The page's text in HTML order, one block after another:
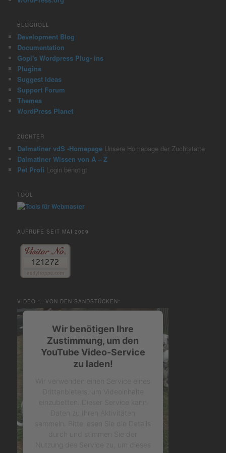
BLOGROLL
Development Blog
Documentation
Gopi's Wordpress Plug- ins
Plugins
Suggest Ideas
Support Forum
Themes
WordPress Planet
ZÜCHTER
Dalmatiner vdS -Homepage Unsere Homepage der Zuchtstätte
Dalmatiner Wissen von A – Z
Pet Profi Login benötigt
TOOL
AUFRUFE SEIT MAI 2009
VIDEO “…VON DEN SANDSTÜCKEN”
Wir benötigen Ihre
Zustimmung, um den
YouTube Video-Service
zu laden!